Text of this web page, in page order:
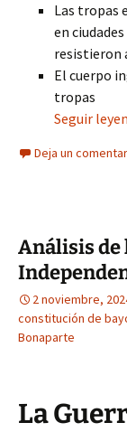
Las tropas
en
resistieron
El cuerpo
tropas
Seguir
Deja un
Análisis de
2 noviembre,
constitución de
Bonaparte
La